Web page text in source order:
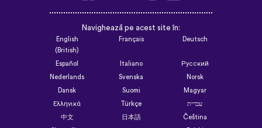
Navighează pe acest site în:
English
(British)
Français Deutsch
Español Italiano Русский
Nederlands Svenska Norsk
Dansk Suomi Magyar
Ελληνικά Türkçe עברית
中文 日本語 Čeština